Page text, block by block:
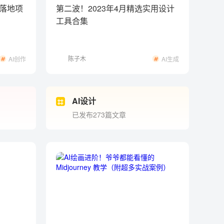
地项
AI创作
第二波！2023年4月精选实用设计
工具合集
陈子木 AI生成
AI设计
已发布273篇文章